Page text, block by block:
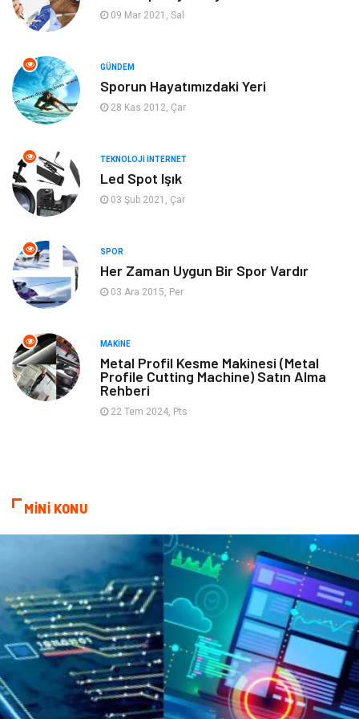
Keyif Hobi
Organizasyon Moda
Bilgisayar & Yazılım
Müzik
Spor
Turizm
Nakliye
Mobilya Finans Ekonomi
Evlilik Rehberi
Restaurant
Çocuk Psikolojisi
09 Mar 2021, Sal
GÜNDEM
Sporun Hayatımızdaki Yeri
28 Kas 2012, Çar
TEKNOLOJI İNTERNET
Led Spot Işık
03 Şub 2021, Çar
SPOR
Her Zaman Uygun Bir Spor Vardır
03 Ara 2015, Per
MAKINE
Metal Profil Kesme Makinesi (Metal
Profile Cutting Machine) Satın Alma
Rehberi
22 Tem 2024, Pts
MİNİ KONU